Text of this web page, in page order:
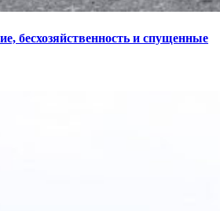
бесхозяйственность и спущенные